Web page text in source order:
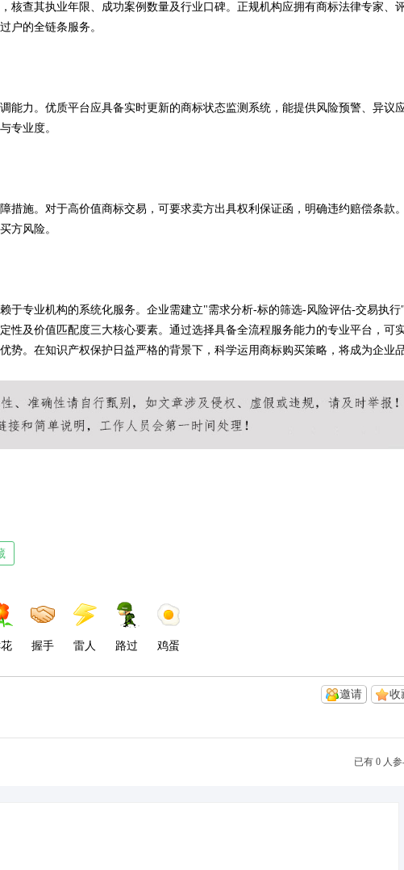
核查其执业年限、成功案例数量及行业口碑。正规机构应拥有商标法律专家、
户的全链条服务。
能力。优质平台应具备实时更新的商标状态监测系统，能提供风险预警、异议
专业度。
措施。对于高价值商标交易，可要求卖方出具权利保证函，明确违约赔偿条款
方风险。
于专业机构的系统化服务。企业需建立"需求分析-标的筛选-风险评估-交易执行
性及价值匹配度三大核心要素。通过选择具备全流程服务能力的专业平台，可
势。在知识产权保护日益严格的背景下，科学运用商标购买策略，将成为企业
握手 雷人 路过 鸡蛋
收
邀请
已有 0 人